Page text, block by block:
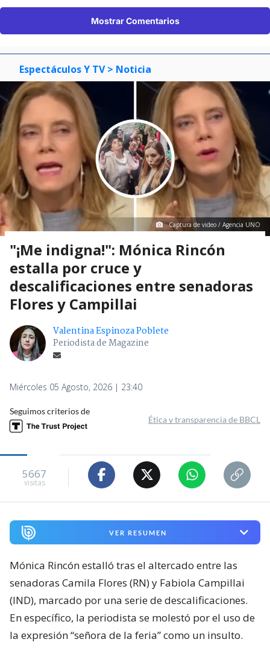
Mostrar Comentarios
Espectáculos Y TV > Noticia
Captura de video / Agencia UNO
"¡Me indigna!": Mónica Rincón
estalla por cruce y
descalificaciones entre senadoras
Flores y Campillai
Valentina Espinoza Poblete
Periodista de Magazine
Miércoles 05 Agosto, 2026 | 23:40
Seguimos criterios de
Ética y transparencia de BBCL
5667
visitas
VER RESUMEN
Mónica Rincón estalló tras el altercado entre las
senadoras Camila Flores (RN) y Fabiola Campillai
(IND), marcado por una serie de descalificaciones.
En específico, la periodista se molestó por el uso de
la expresión “señora de la feria” como un insulto.